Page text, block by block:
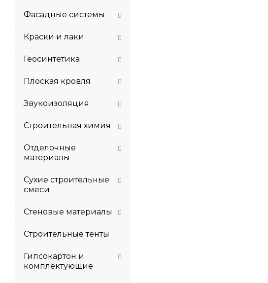
Фасадные системы
Краски и лаки
Геосинтетика
Плоская кровля
Звукоизоляция
Строительная химия
Отделочные
материалы
Сухие строительные
смеси
Стеновые материалы
Строительные тенты
Гипсокартон и
комплектующие